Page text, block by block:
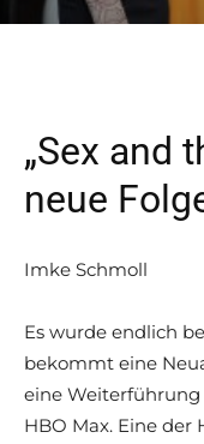
„Sex and
neue
Imke Schmoll
Es wurde endlich
bekommt eine
eine
HBO Max. Eine